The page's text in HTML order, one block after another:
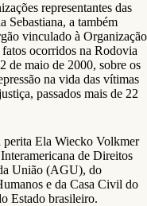
representantes das
Sebastiana, a também
vinculado à Organização
ocorridos na Rodovia
de maio de 2000, sobre os
na vida das vítimas
passados mais de 22
perita Ela Wiecko Volkmer
de Direitos
União (AGU), do
e da Casa Civil do
Estado brasileiro.